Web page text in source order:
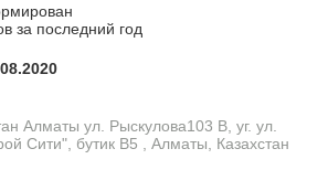
за последний год
Алматы ул. Рыскулова103 В, уг. ул.
Сити", бутик В5 , Алматы, Казахстан